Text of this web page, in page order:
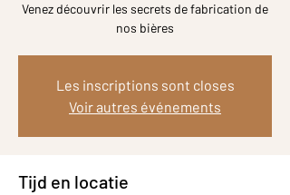
Venez découvrir les secrets de fabrication de
nos bières
Les inscriptions sont closes
Voir autres événements
Tijd en locatie